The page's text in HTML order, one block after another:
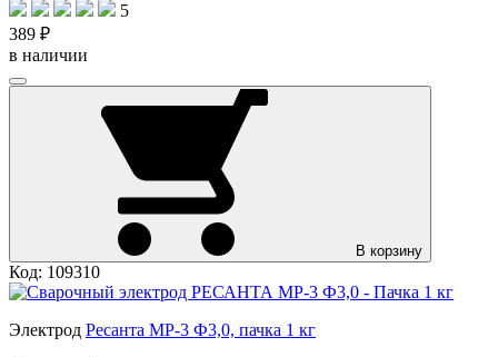
5
389 ₽
в наличии
В корзину
Код: 109310
Электрод Ресанта МР-3 Ф3,0, пачка 1 кг